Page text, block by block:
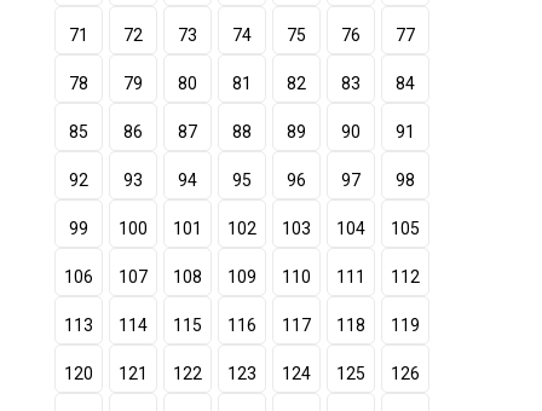
71 72 73 74 75 76 77
78 79 80 81 82 83 84
85 86 87 88 89 90 91
92 93 94 95 96 97 98
99 100 101 102 103 104 105
106 107 108 109 110 111 112
113 114 115 116 117 118 119
120 121 122 123 124 125 126